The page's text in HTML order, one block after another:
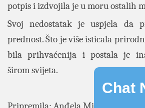
potpis i izdvojila je u moru ostalih
Svoj nedostatak je uspjela da
prednost. Što je više isticala
bila prihvaćenija i postala je
širom svijeta.
Chat